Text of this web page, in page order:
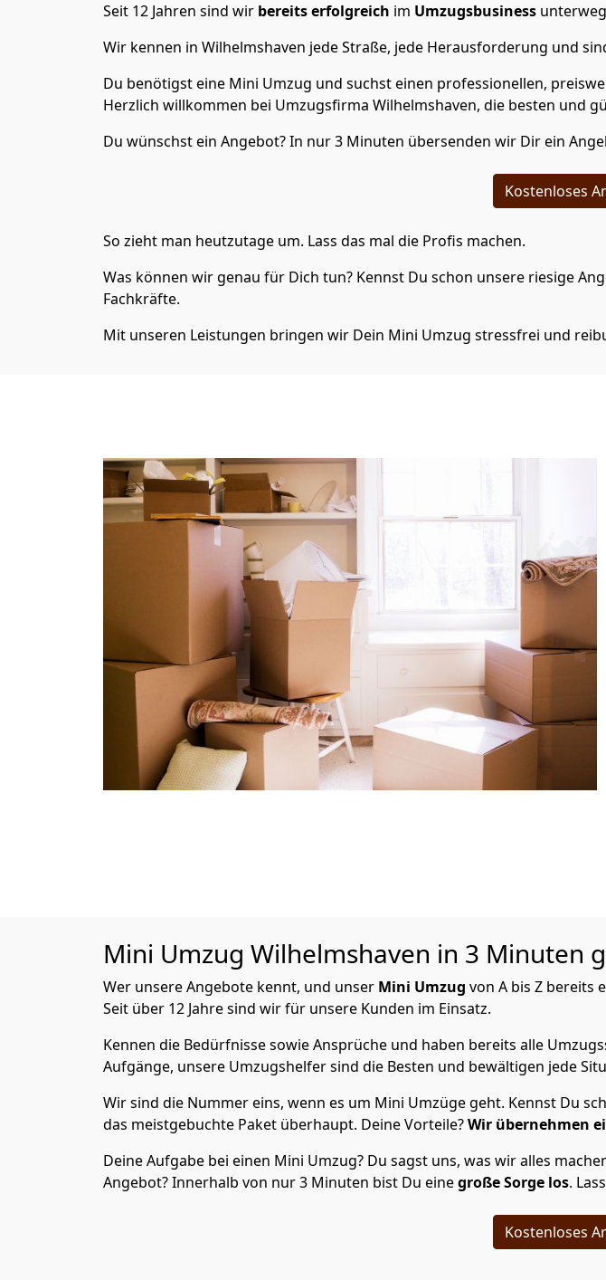
Seit 12 Jahren sind wir bereitserfolgreich im Umzugsbusiness
Wir kennen in Wilhelmshaven jede Straße, jede Herausforderung und
Du benötigst eine Mini Umzug und suchst einen professionellen,
Herzlich willkommen bei Umzugsfirma Wilhelmshaven, die besten und
Du wünschst ein Angebot? In nur 3 Minuten übersenden wir Dir ein
Kostenloses
So zieht man heutzutage um. Lass das mal die Profis machen.
Was können wir genau für Dich tun? Kennst Du schon unsere riesige
Fachkräfte.
Mit unseren Leistungen bringen wir Dein Mini Umzug stressfrei und
Mini Umzug Wilhelmshaven in 3 Minuten
Wer unsere Angebote kennt, und unser Mini Umzug von A bis Z bereits
Seit über 12 Jahre sind wir für unsere Kunden im Einsatz.
Kennen die Bedürfnisse sowie Ansprüche und haben bereits alle
Aufgänge, unsere Umzugshelfer sind die Besten und bewältigen jede
Wir sind die Nummer eins, wenn es um Mini Umzüge geht. Kennst Du
das meistgebuchte Paket überhaupt. Deine Vorteile?Wir übernehmen
Deine Aufgabe bei einen Mini Umzug? Du sagst uns, was wir alles
Angebot? Innerhalb von nur 3 Minuten bist Du einegroße Sorge los.
Kostenloses